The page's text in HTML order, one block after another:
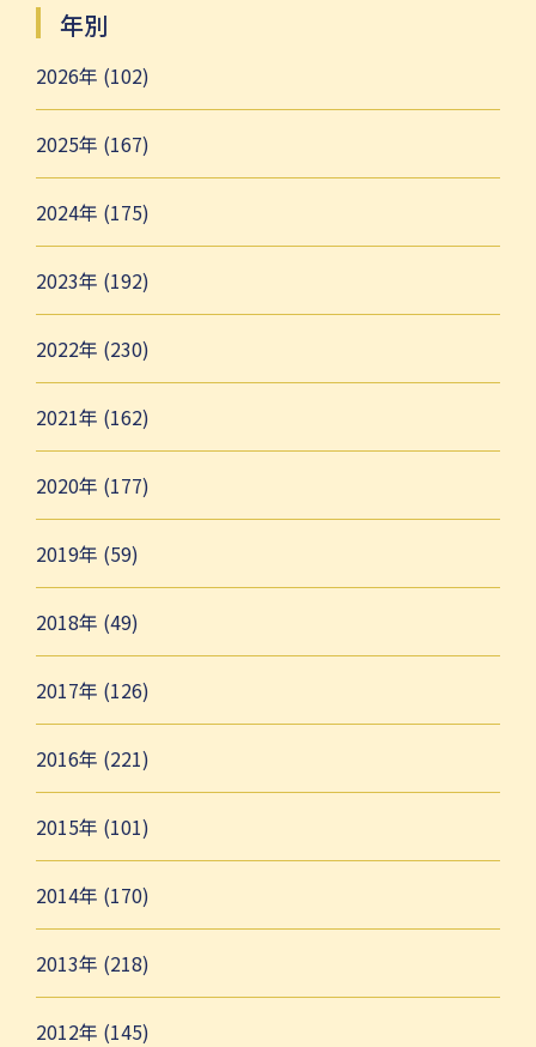
年別
2026年 (102)
2025年 (167)
2024年 (175)
2023年 (192)
2022年 (230)
2021年 (162)
2020年 (177)
2019年 (59)
2018年 (49)
2017年 (126)
2016年 (221)
2015年 (101)
2014年 (170)
2013年 (218)
2012年 (145)